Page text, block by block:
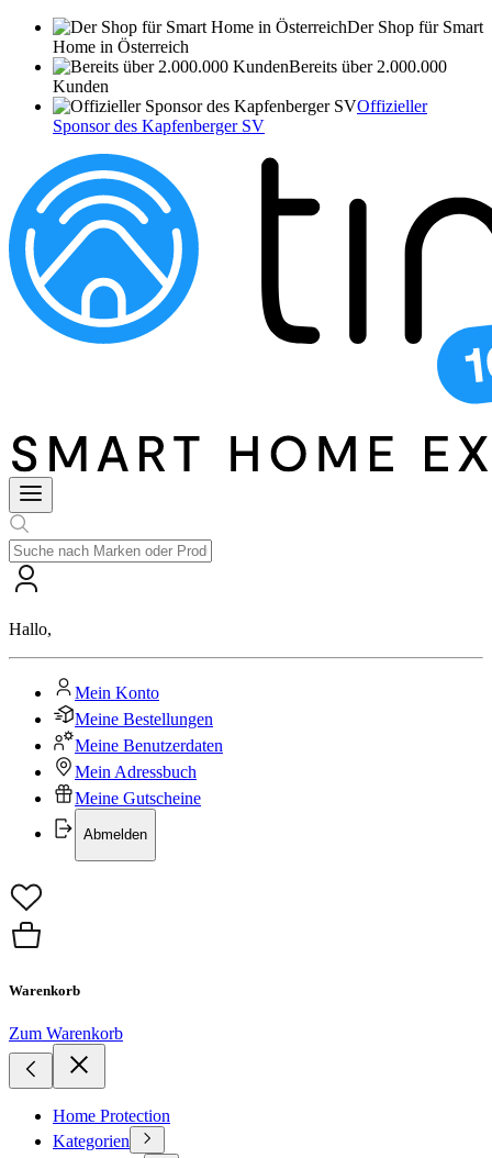
Der Shop für Smart
Home in Österreich
Bereits über 2.000.000
Kunden
Offizieller
Sponsor des Kapfenberger SV
Hallo,
Mein Konto
Meine Bestellungen
Meine Benutzerdaten
Mein Adressbuch
Meine Gutscheine
Abmelden
Warenkorb
Zum Warenkorb
Home Protection
Kategorien